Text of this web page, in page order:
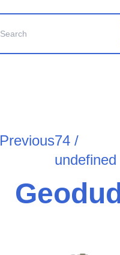
Previous74 /
undefined